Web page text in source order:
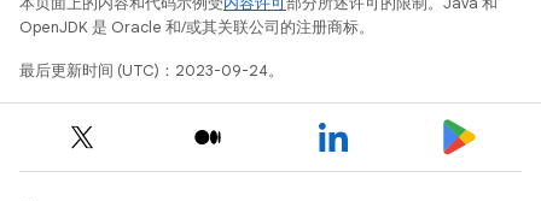
OpenJDK 是 Oracle 和/或其关联公司的注册商标。
最后更新时间 (UTC)：2023-09-24。